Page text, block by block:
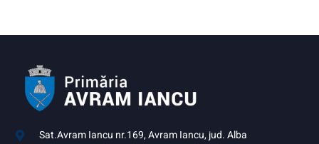
Sat.Avram Iancu nr.169, Avram Iancu, jud. Alba